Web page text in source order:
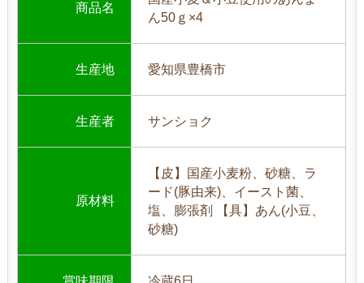
商品名
ん50ｇ×4
生産地 愛知県豊橋市
生産者 サンショク
原材料
【皮】国産小麦粉、砂糖、ラ
ード(豚由来)、イースト菌、
塩、膨張剤 【具】あん(小豆、
砂糖)